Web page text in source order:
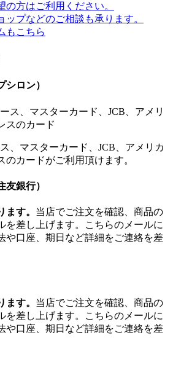
の方はご利用ください。
ップなどのご相談も承ります。
もこちら
シロン）
、マスターカード、JCB、アメリカ
のカードがご利用頂けます。
友銀行）
ます。 当店でご注文を確認、商品の
を差し上げます。こちらのメールに
や口座、期日など詳細をご連絡を差
ます。 当店でご注文を確認、商品の
を差し上げます。こちらのメールに
や口座、期日など詳細をご連絡を差